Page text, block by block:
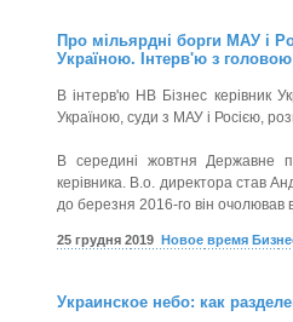
Про мільярдні борги МАУ і
Україною. Інтерв'ю з
В інтерв'ю НВ Бізнес керівник
Україною, суди з МАУ і Росією,
В середині жовтня Державне
керівника. В.о. директора став
до березня 2016-го він очолював
25 грудня 2019 Новое время
Украинское небо: как